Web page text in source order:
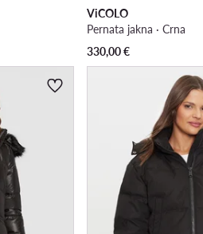
ViCOLO
Pernata jakna · Crna
330,00€